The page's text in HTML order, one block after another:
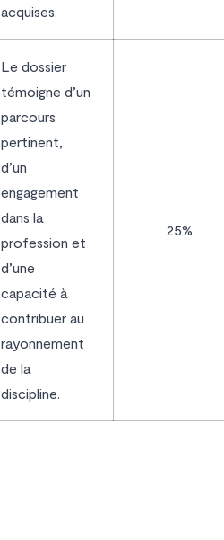
acquises.
Le dossier
témoigne d’un
parcours
pertinent,
d’un
engagement
dans la
profession et
d’une
capacité à
contribuer au
rayonnement
de la
discipline.
25%